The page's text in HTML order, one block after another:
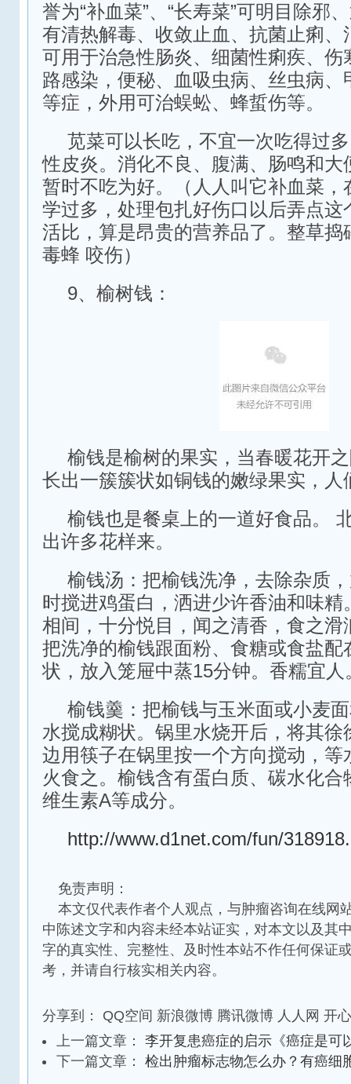
誉为“补血菜”、“长寿菜”可明目除邪
有清热解毒、收敛止血、抗菌止痢、
可用于治急性肠炎、细菌性痢疾、伤
路感染，便秘、血吸虫病、丝虫病、
等症，外用可治蜈蚣、蜂蜇伤等。
苋菜可以长吃，不宜一次吃得过
性皮炎。消化不良、腹满、肠鸣和大
暂时不吃为好。（人人叫它补血菜，
学过多，处理包扎好伤口以后弄点这
活比，算是昂贵的营养品了。整草捣
毒蜂 咬伤）
9、榆树钱：
榆钱是榆树的果实，当春暖花开
长出一簇簇状如铜钱的嫩绿果实，人
榆钱也是餐桌上的一道好食品。
出许多花样来。
榆钱汤：把榆钱洗净，去除杂质
时搅进鸡蛋白，洒进少许香油和味精
相间，十分悦目，闻之清香，食之滑
把洗净的榆钱跟面粉、食糖或食盐配
状，放入笼屉中蒸15分钟。香糯宜人
榆钱羹：把榆钱与玉米面或小麦
水搅成糊状。锅里水烧开后，将其徐
边用筷子在锅里按一个方向搅动，等
火食之。榆钱含有蛋白质、碳水化合
维生素A等成分。
http://www.d1net.com/fun/
免责声明：
本文仅代表作者个人观点，与肿瘤咨询在线网
中陈述文字和内容未经本站证实，对本文以及其
字的真实性、完整性、及时性本站不作任何保证
考，并请自行核实相关内容。
分享到： QQ空间 新浪微博 腾讯微博 人人网 开
上一篇文章： 李开复患癌症的启示《癌症是可
下一篇文章： 检出肿瘤标志物怎么办？有癌细